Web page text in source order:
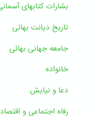
بشارات کتابهای
تاریخ دیانت بهائی
جامعه جهانی بهائی
خانواده
دعا و نیایش
رفاه اجتماعی و